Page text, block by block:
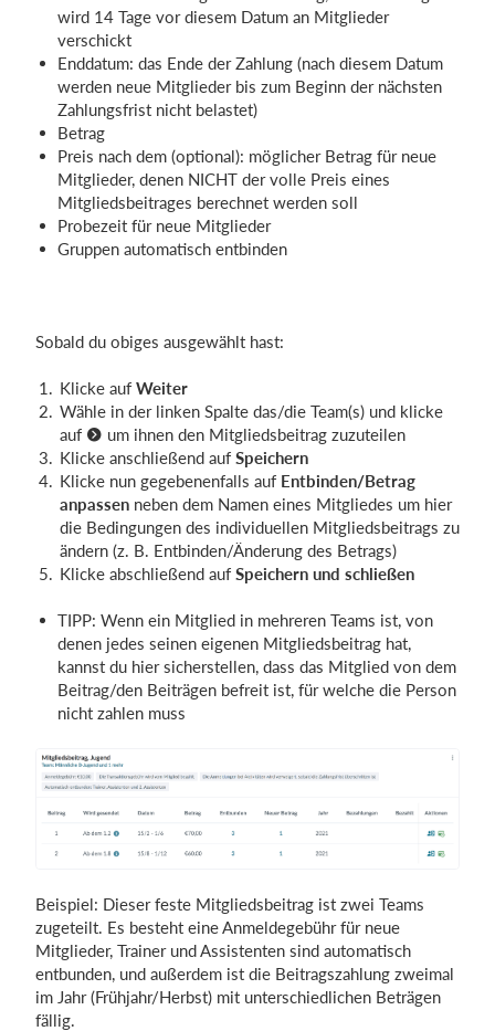
wird 14 Tage vor diesem Datum an Mitglieder
verschickt
Enddatum: das Ende der Zahlung (nach diesem Datum
werden neue Mitglieder bis zum Beginn der nächsten
Zahlungsfrist nicht belastet)
Betrag
Preis nach dem (optional): möglicher Betrag für neue
Mitglieder, denen NICHT der volle Preis eines
Mitgliedsbeitrages berechnet werden soll
Probezeit für neue Mitglieder
Gruppen automatisch entbinden
Sobald du obiges ausgewählt hast:
Klicke auf Weiter
Wähle in der linken Spalte das/die Team(s) und klicke
auf
um ihnen den Mitgliedsbeitrag zuzuteilen
Klicke anschließend auf Speichern
Klicke nun gegebenenfalls auf Entbinden/Betrag
anpassen neben dem Namen eines Mitgliedes um hier
die Bedingungen des individuellen Mitgliedsbeitrags zu
ändern (z. B. Entbinden/Änderung des Betrags)
Klicke abschließend auf Speichern und schließen
TIPP: Wenn ein Mitglied in mehreren Teams ist, von
denen jedes seinen eigenen Mitgliedsbeitrag hat,
kannst du hier sicherstellen, dass das Mitglied von dem
Beitrag/den Beiträgen befreit ist, für welche die Person
nicht zahlen muss
Beispiel: Dieser feste Mitgliedsbeitrag ist zwei Teams
zugeteilt. Es besteht eine Anmeldegebühr für neue
Mitglieder, Trainer und Assistenten sind automatisch
entbunden, und außerdem ist die Beitragszahlung zweimal
im Jahr (Frühjahr/Herbst) mit unterschiedlichen Beträgen
fällig.